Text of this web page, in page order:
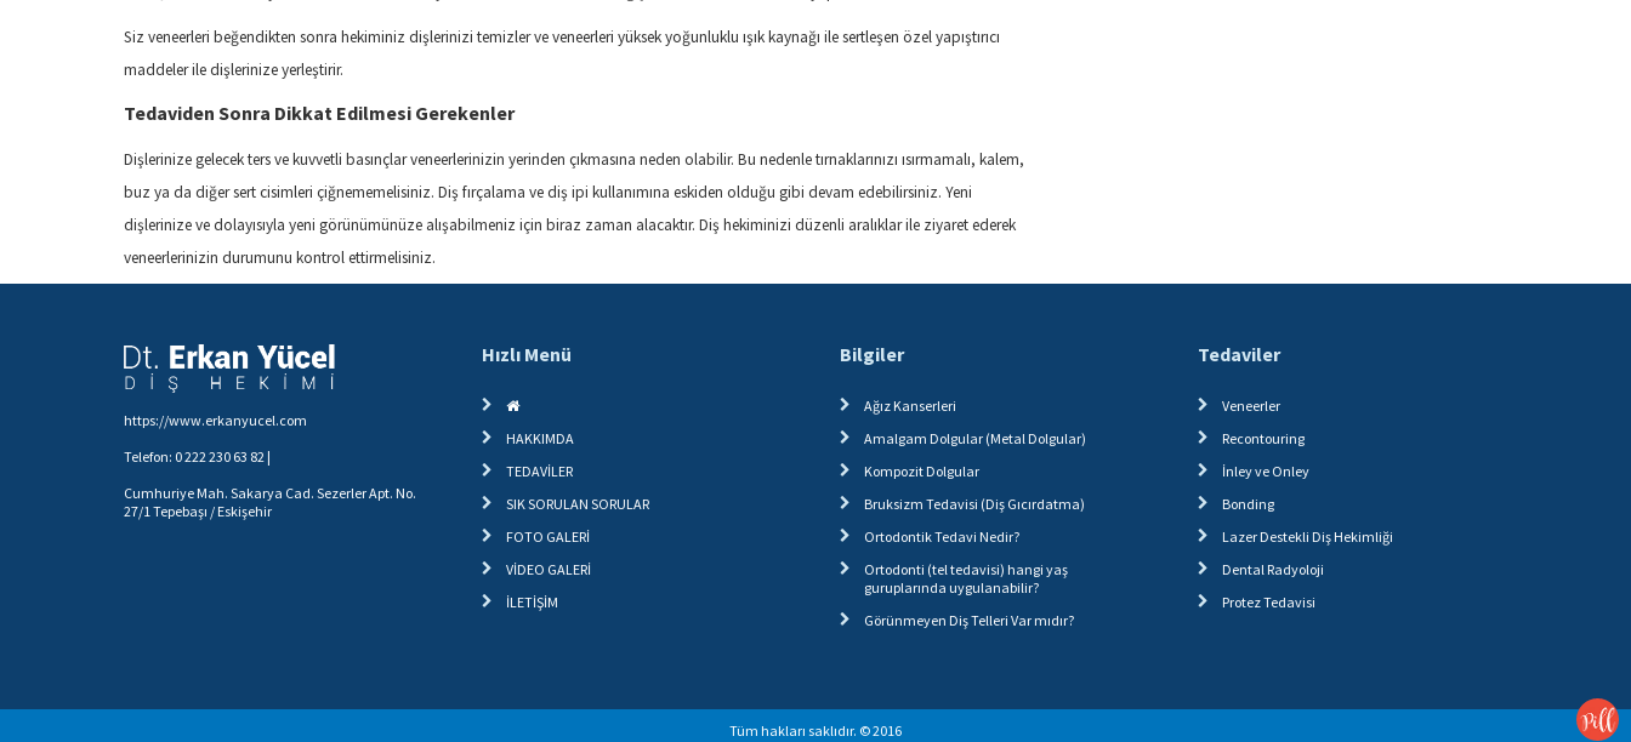
Siz veneerleri beğendikten sonra hekiminiz dişlerinizi temizler ve veneerleri yüksek yoğunluklu ışık kaynağı ile sertleşen özel yapıştırıcı
maddeler ile dişlerinize yerleştirir.
Tedaviden Sonra Dikkat Edilmesi Gerekenler
Dişlerinize gelecek ters ve kuvvetli basınçlar veneerlerinizin yerinden çıkmasına neden olabilir. Bu nedenle tırnaklarınızı ısırmamalı, kalem,
buz ya da diğer sert cisimleri çiğnememelisiniz. Diş fırçalama ve diş ipi kullanımına eskiden olduğu gibi devam edebilirsiniz. Yeni
dişlerinize ve dolayısıyla yeni görünümünüze alışabilmeniz için biraz zaman alacaktır. Diş hekiminizi düzenli aralıklar ile ziyaret ederek
veneerlerinizin durumunu kontrol ettirmelisiniz.
https://www.erkanyucel.com
Telefon: 0 222 230 63 82 |
Cumhuriye Mah. Sakarya Cad. Sezerler Apt. No.
27/1 Tepebaşı / Eskişehir
Hızlı Menü
HAKKIMDA
TEDAVİLER
SIK SORULAN SORULAR
FOTO GALERİ
VİDEO GALERİ
İLETİŞİM
Bilgiler
Ağız Kanserleri
Amalgam Dolgular (Metal Dolgular)
Kompozit Dolgular
Bruksizm Tedavisi (Diş Gıcırdatma)
Ortodontik Tedavi Nedir?
Ortodonti (tel tedavisi) hangi yaş
guruplarında uygulanabilir?
Görünmeyen Diş Telleri Var mıdır?
Tedaviler
Veneerler
Recontouring
İnley ve Onley
Bonding
Lazer Destekli Diş Hekimliği
Dental Radyoloji
Protez Tedavisi
Tüm hakları saklıdır. © 2016